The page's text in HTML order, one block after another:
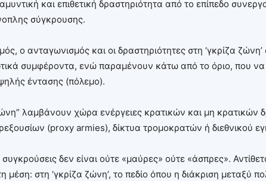
και επιθετική δραστηριότητα από τo επίπεδο
σύγκρουσης.
ο ανταγωνισμός και οι δραστηριότητες στη ‘γκρίζα
συμφέροντα, ενώ παραμένουν κάτω από το όριο, που να
έντασης (πόλεμο).
λαμβάνουν χώρα ενέργειες κρατικών και μη
(proxy armies), δίκτυα τρομοκρατών ή διεθνικού
δεν είναι ούτε «μαύρες» ούτε «άσπρες».
μέση: στη ‘γκρίζα ζώνη’, το πεδίο όπου η διάκριση μεταξύ